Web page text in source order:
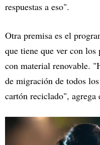
respuestas a eso".
Otra premisa es el
que tiene que ver con los
con material renovable.
de migración de todos
cartón reciclado", agrega